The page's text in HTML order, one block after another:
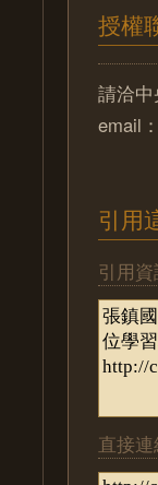
授權
請洽
email
引用
引用資
直接連